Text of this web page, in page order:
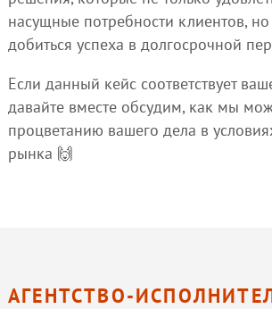
насущные потребности клиентов,
добиться успеха в долгосрочной
Если данный кейс соответствует
давайте вместе обсудим, как мы
процветанию вашего дела в
рынка 🙌
АГЕНТСТВО-